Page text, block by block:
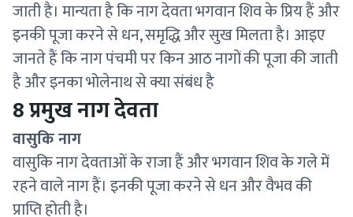
जाती है। मान्यता है कि नाग देवता भगवान शिव के प्रिय हैं और
इनकी पूजा करने से धन, समृद्धि और सुख मिलता है। आइए
जानते हैं कि नाग पंचमी पर किन आठ नागों की पूजा की जाती
है और इनका भोलेनाथ से क्या संबंध है
8 प्रमुख नाग देवता
वासुकि नाग
वासुकि नाग देवताओं के राजा हैं और भगवान शिव के गले में
रहने वाले नाग हैं। इनकी पूजा करने से धन और वैभव की
प्राप्ति होती है।